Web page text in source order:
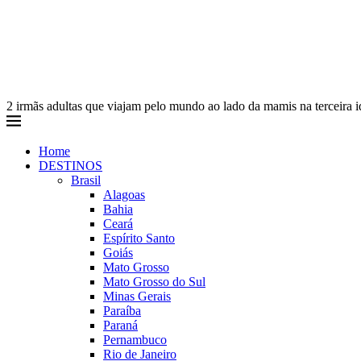
2 irmãs adultas que viajam pelo mundo ao lado da mamis na terceira
Home
DESTINOS
Brasil
Alagoas
Bahia
Ceará
Espírito Santo
Goiás
Mato Grosso
Mato Grosso do Sul
Minas Gerais
Paraíba
Paraná
Pernambuco
Rio de Janeiro